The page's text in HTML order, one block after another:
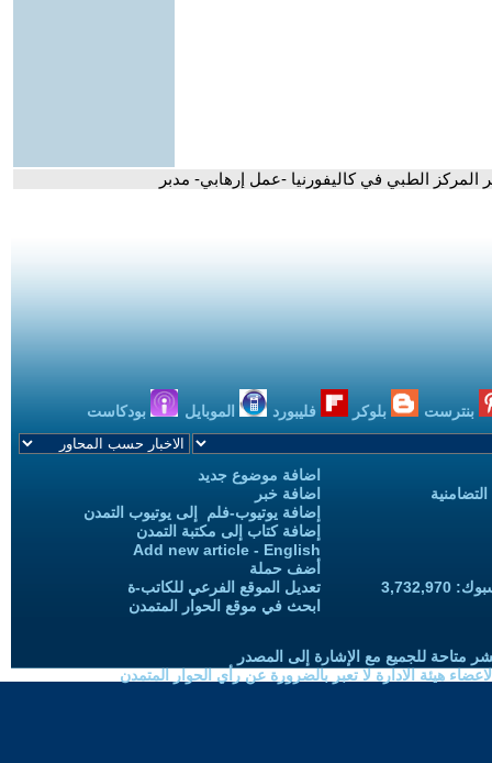
المركز الطبي في كاليفورنيا -عمل إرهابي- مدبر
بنترست بلوكر فليبورد الموبايل بودكاست
اضافة موضوع جديد
اضافة خبر
إضافة يوتيوب-فلم إلى يوتيوب التمدن
إضافة كتاب إلى مكتبة التمدن
Add new article - English
أضف حملة
تعديل الموقع الفرعي للكاتب-ة
ابحث في موقع الحوار المتمدن
متاحة للجميع مع الإشارة إلى المصدر
هيئة الادارة لا تعبر بالضرورة عن رأي الحوار المتمدن